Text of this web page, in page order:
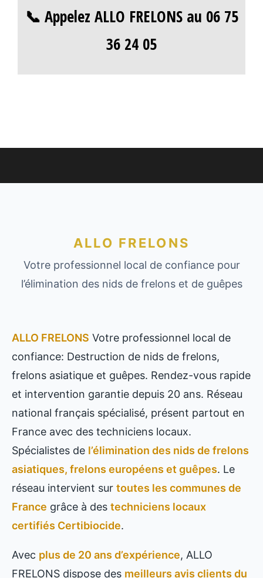
📞 Appelez ALLO FRELONS au 06 75
36 24 05
ALLO FRELONS
Votre professionnel local de confiance pour
l’élimination des nids de frelons et de guêpes
ALLO FRELONS Votre professionnel local de
confiance: Destruction de nids de frelons,
frelons asiatique et guêpes. Rendez-vous rapide
et intervention garantie depuis 20 ans. Réseau
national français spécialisé, présent partout en
France avec des techniciens locaux.
Spécialistes de l’élimination des nids de frelons
asiatiques, frelons européens et guêpes. Le
réseau intervient sur toutes les communes de
France grâce à des techniciens locaux
certifiés Certibiocide.
Avec plus de 20 ans d’expérience, ALLO
FRELONS dispose des meilleurs avis clients du